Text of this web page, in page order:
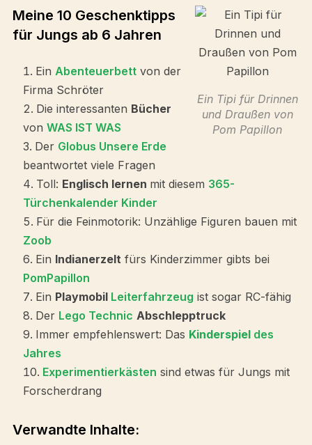
Ein Tipi für Drinnen
und Draußen von
Pom Papillon
Meine 10 Geschenktipps
für Jungs ab 6 Jahren
Ein Abenteuerbettvon der
Firma Schröter
Die interessanten Bücher
von WAS IST WAS
Der Globus Unsere Erde
beantwortet viele Fragen
Toll: Englisch lernen mit diesem 365-
Türchenkalender Kinder
Für die Feinmotorik: Unzählige Figuren bauen mit
Zoob
Ein Indianerzelt fürs Kinderzimmer gibts bei
PomPapillon
Ein Playmobil Leiterfahrzeug ist sogar RC-fähig
Der Lego Technic Abschlepptruck
Immer empfehlenswert: Das Kinderspieldes
Jahres
Experimentierkästen sind etwas für Jungs mit
Forscherdrang
Verwandte Inhalte: